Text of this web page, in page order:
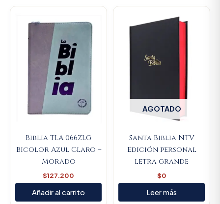
Biblia TLA 066ZLG
Bicolor Azul Claro –
Morado
$127.200
Añadir al carrito
AGOTADO
Santa Biblia NTV
Edición personal
letra grande
$0
Leer más